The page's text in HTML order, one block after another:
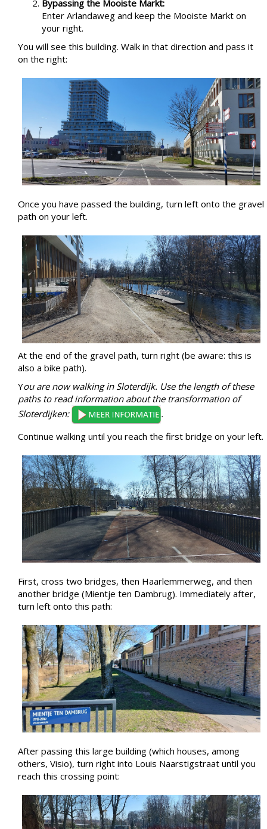
Bypassing the Mooiste Markt:
Enter Arlandaweg and keep the Mooiste Markt on
your right.
You will see this building. Walk in that direction and pass it
on the right:
Once you have passed the building, turn left onto the gravel
path on your left.
At the end of the gravel path, turn right (be aware: this is
also a bike path).
You are now walking in Sloterdijk. Use the length of these
paths to read information about the transformation of
Sloterdijken:
.
Continue walking until you reach the first bridge on your left.
First, cross two bridges, then Haarlemmerweg, and then
another bridge (Mientje ten Dambrug). Immediately after,
turn left onto this path:
After passing this large building (which houses, among
others, Visio), turn right into Louis Naarstigstraat until you
reach this crossing point: